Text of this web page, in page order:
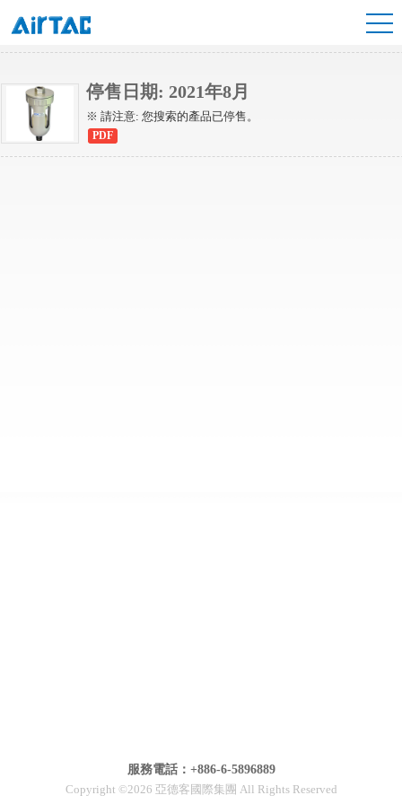
ADW系列
停售日期: 2021年8月
※ 請注意: 您搜索的產品已停售。
PDF
服務電話：+886-6-5896889
Copyright ©2026 亞德客國際集團 All Rights Reserved